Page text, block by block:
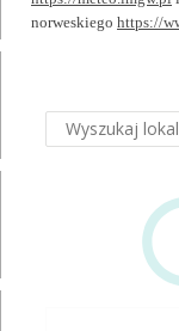
norweskiego https://